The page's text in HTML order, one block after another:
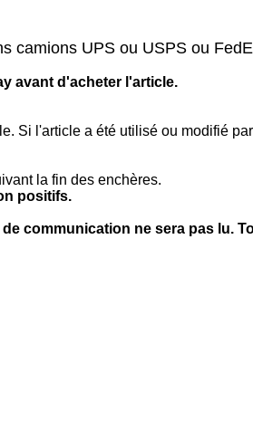
camions UPS ou USPS ou
avant d'acheter l'article.
Si l'article a été utilisé ou modifié
la fin des enchères.
positifs.
communication ne sera pas lu.